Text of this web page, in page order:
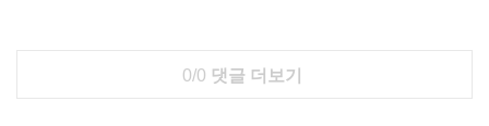
0/0 댓글 더보기